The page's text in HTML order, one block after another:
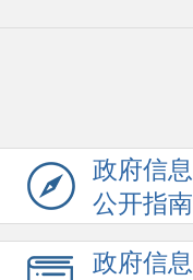
政府信息
公开指南
政府信息